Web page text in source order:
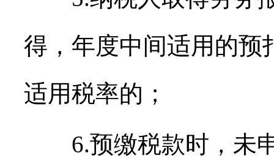
得，年度中间适用的预
适用税率的；
6.预缴税款时，未申